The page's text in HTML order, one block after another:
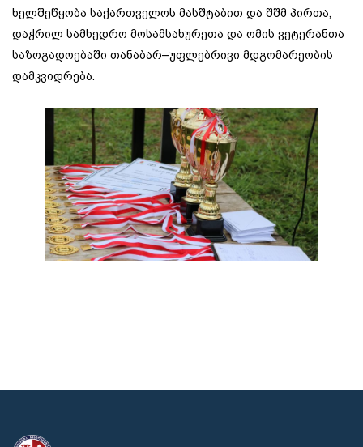
ხელშეწყობა საქართველოს მასშტაბით და შშმ პირთა,
დაჭრილ სამხედრო მოსამსახურეთა და ომის ვეტერანთა
საზოგადოებაში თანაბარ–უფლებრივი მდგომარეობის
დამკვიდრება.